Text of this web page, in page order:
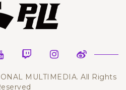
MULTIMEDIA. All Rights